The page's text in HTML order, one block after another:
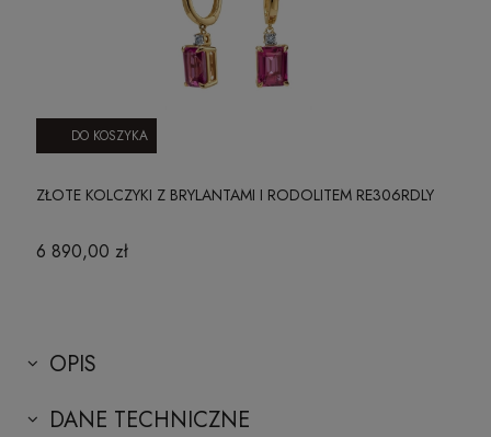
ZŁOTE KOLCZYKI Z BRYLANTAMI I RODOLITEM RE306RDLY
6 890,00 zł
DO KOSZYKA
OPIS
DANE TECHNICZNE